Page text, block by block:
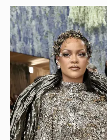
A$AP Rocky
работает над